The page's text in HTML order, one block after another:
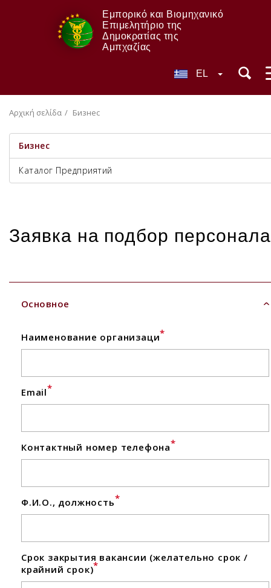
Εμπορικό και Βιομηχανικό
Επιμελητήριο της
Δημοκρατίας της
Αμπχαζίας
EL
Αρχική σελίδα Бизнес
Бизнес
Каталог Предприятий
Заявка на подбор персонала
Основное
Наименование организаци*
Email*
Контактный номер телефона*
Ф.И.О., должность*
Срок закрытия вакансии (желательно срок /
крайний срок)*